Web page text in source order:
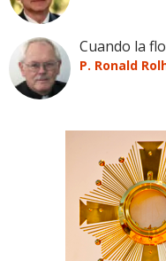
Cuando la
P. Ronald